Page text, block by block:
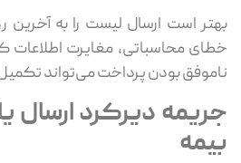
بهتر است ارسال لیست را به
خطای محاسباتی، مغایرت اطلاعات
ناموفق بودن پرداخت می‌تواند تکمیل
جریمه دیرکرد ارسال
بیمه